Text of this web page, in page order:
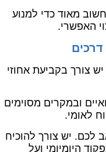
מאוד כדי למנוע
האפשרי.
צורך בקביעת אחוזי
ובמקרים מסוימים
לאומי.
לכם. יש צורך להוכיח
היומיומי ועל